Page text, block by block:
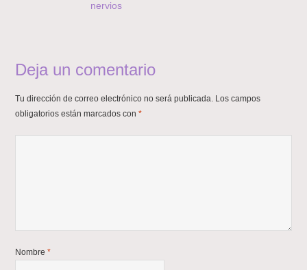
nervios
Deja un comentario
Tu dirección de correo electrónico no será publicada. Los campos
obligatorios están marcados con*
Nombre*